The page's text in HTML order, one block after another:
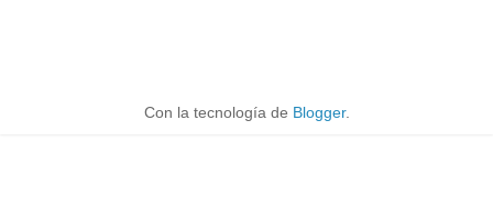
Con la tecnología de Blogger.